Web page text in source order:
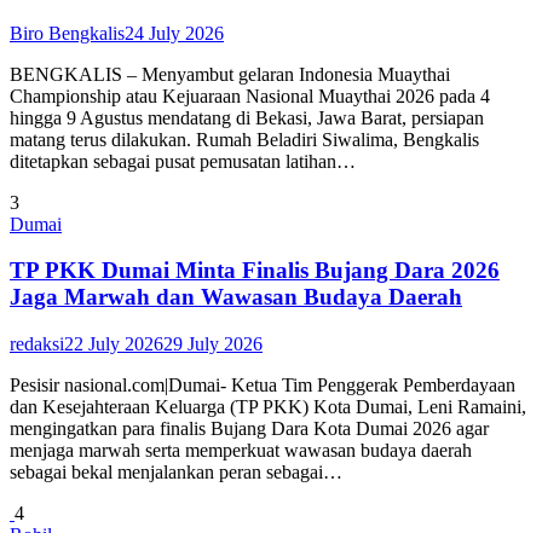
Biro Bengkalis24 July 2026
BENGKALIS – Menyambut gelaran Indonesia Muaythai
Championship atau Kejuaraan Nasional Muaythai 2026 pada 4
hingga 9 Agustus mendatang di Bekasi, Jawa Barat, persiapan
matang terus dilakukan. Rumah Beladiri Siwalima, Bengkalis
ditetapkan sebagai pusat pemusatan latihan…
3
Dumai
TP PKK Dumai Minta Finalis Bujang Dara 2026
Jaga Marwah dan Wawasan Budaya Daerah
redaksi22 July 202629 July 2026
Pesisir nasional.com|Dumai- Ketua Tim Penggerak Pemberdayaan
dan Kesejahteraan Keluarga (TP PKK) Kota Dumai, Leni Ramaini,
mengingatkan para finalis Bujang Dara Kota Dumai 2026 agar
menjaga marwah serta memperkuat wawasan budaya daerah
sebagai bekal menjalankan peran sebagai…
4